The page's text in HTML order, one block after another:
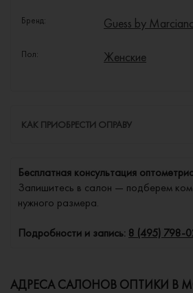
Бренд: Guess by
Пол: Женские
КАК ПРИОБРЕСТИ ОПРАВУ
Бесплатная консультация
Запишитесь в салон — подберем
нужного размера.
Подробности и запись: 8 (495) 798-
АДРЕСА САЛОНОВ ОПТИКИ В